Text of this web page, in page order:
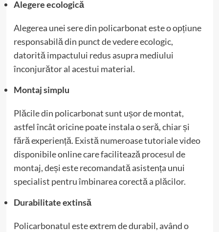
Alegere ecologică
Alegerea unei sere din policarbonat este o opțiune
responsabilă din punct de vedere ecologic,
datorită impactului redus asupra mediului
înconjurător al acestui material.
Montaj simplu
Plăcile din policarbonat sunt ușor de montat,
astfel încât oricine poate instala o seră, chiar și
fără experiență. Există numeroase tutoriale video
disponibile online care facilitează procesul de
montaj, deși este recomandată asistența unui
specialist pentru îmbinarea corectă a plăcilor.
Durabilitate extinsă
Policarbonatul este extrem de durabil, având o